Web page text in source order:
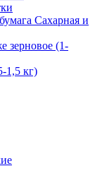
Сахарная и
зерновое (1-
1,5 кг)